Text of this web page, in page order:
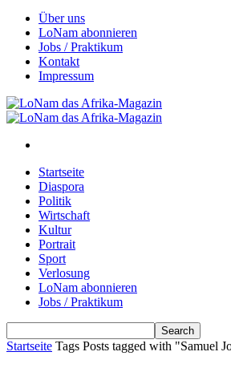
Über uns
LoNam abonnieren
Jobs / Praktikum
Kontakt
Impressum
Startseite
Diaspora
Politik
Wirtschaft
Kultur
Portrait
Sport
Verlosung
LoNam abonnieren
Jobs / Praktikum
Startseite Tags Posts tagged with "Samuel